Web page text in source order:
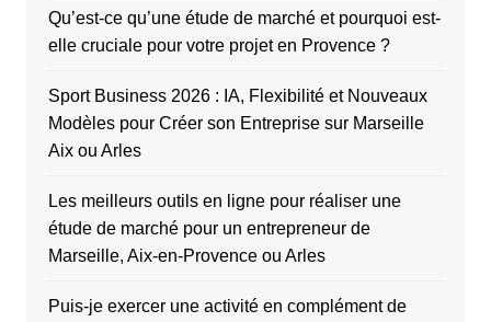
Qu’est-ce qu’une étude de marché et pourquoi est-
elle cruciale pour votre projet en Provence ?
Sport Business 2026 : IA, Flexibilité et Nouveaux
Modèles pour Créer son Entreprise sur Marseille
Aix ou Arles
Les meilleurs outils en ligne pour réaliser une
étude de marché pour un entrepreneur de
Marseille, Aix-en-Provence ou Arles
Puis-je exercer une activité en complément de